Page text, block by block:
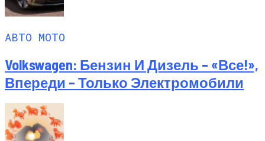
АВТО МОТО
Volkswagen: Бензин И Дизель – «все!»,
Впереди – Только Электромобили